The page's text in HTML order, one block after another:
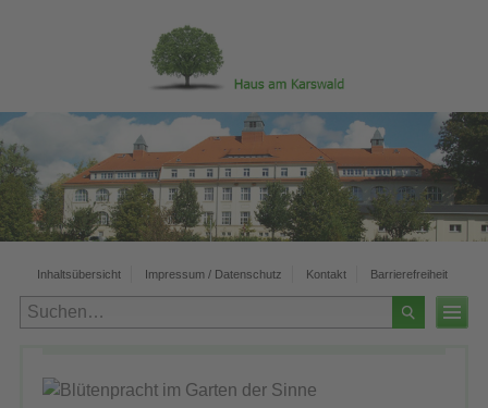
Inhaltsübersicht Impressum / Datenschutz Kontakt Barrierefreiheit